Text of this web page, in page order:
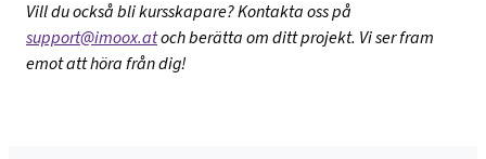
Vill du också bli kursskapare? Kontakta oss på
support@imoox.atoch berätta om ditt projekt. Vi ser fram
emot att höra från dig!